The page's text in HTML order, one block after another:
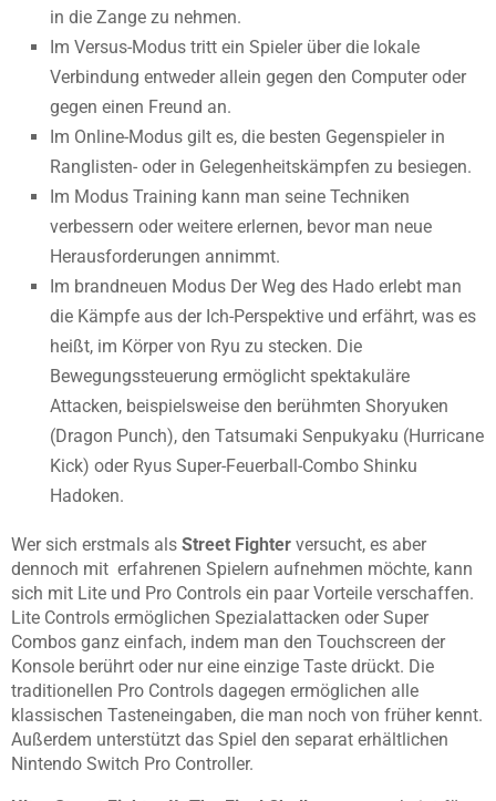
in die Zange zu nehmen.
Im Versus-Modus tritt ein Spieler über die lokale
Verbindung entweder allein gegen den Computer oder
gegen einen Freund an.
Im Online-Modus gilt es, die besten Gegenspieler in
Ranglisten- oder in Gelegenheitskämpfen zu besiegen.
Im Modus Training kann man seine Techniken
verbessern oder weitere erlernen, bevor man neue
Herausforderungen annimmt.
Im brandneuen Modus Der Weg des Hado erlebt man
die Kämpfe aus der Ich-Perspektive und erfährt, was es
heißt, im Körper von Ryu zu stecken. Die
Bewegungssteuerung ermöglicht spektakuläre
Attacken, beispielsweise den berühmten Shoryuken
(Dragon Punch), den Tatsumaki Senpukyaku (Hurricane
Kick) oder Ryus Super-Feuerball-Combo Shinku
Hadoken.
Wer sich erstmals als Street Fighter versucht, es aber
dennoch mit erfahrenen Spielern aufnehmen möchte, kann
sich mit Lite und Pro Controls ein paar Vorteile verschaffen.
Lite Controls ermöglichen Spezialattacken oder Super
Combos ganz einfach, indem man den Touchscreen der
Konsole berührt oder nur eine einzige Taste drückt. Die
traditionellen Pro Controls dagegen ermöglichen alle
klassischen Tasteneingaben, die man noch von früher kennt.
Außerdem unterstützt das Spiel den separat erhältlichen
Nintendo Switch Pro Controller.